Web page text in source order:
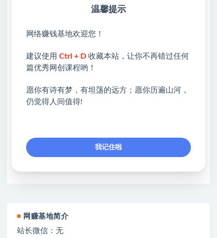
14-结语：这可能是你抓住私域流量红利最好的机
①：点击右上角【
③：点击右上方【登录】领取
网赚基地简介
站长微信：无
温馨提示
网络赚钱基地欢迎您！
建议使用 Ctrl + D 收藏本站，让你不再错过任何
篇优秀网创课程哟！
愿你有诗有梦，有坦荡的远方；愿你历遍山河，
仍觉得人间值得!
我记住啦